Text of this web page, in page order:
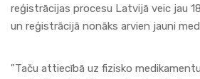
reģistrācijas procesu Latvijā veic jau
un reģistrācijā nonāks arvien jauni
"Taču attiecībā uz fizisko